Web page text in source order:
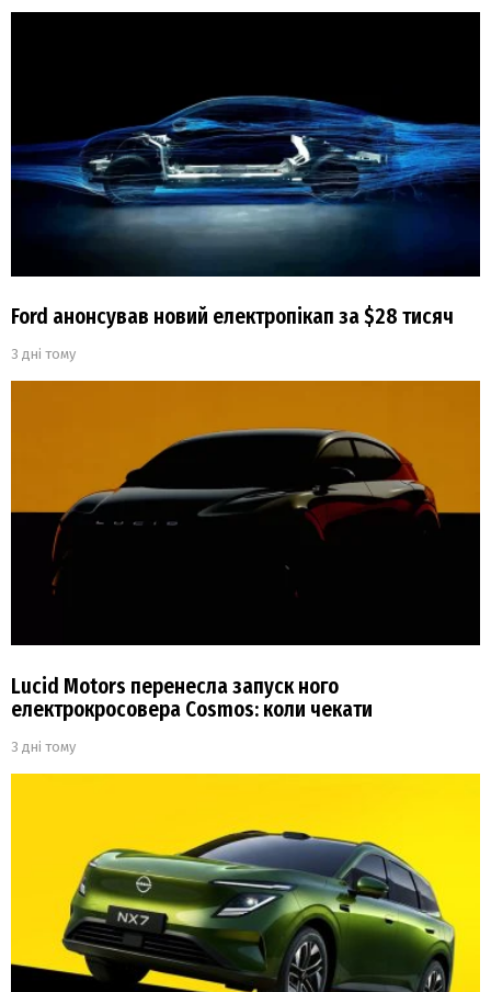
Ford анонсував новий електропікап за $28 тисяч
3 дні тому
Lucid Motors перенесла запуск ного
електрокросовера Cosmos: коли чекати
3 дні тому